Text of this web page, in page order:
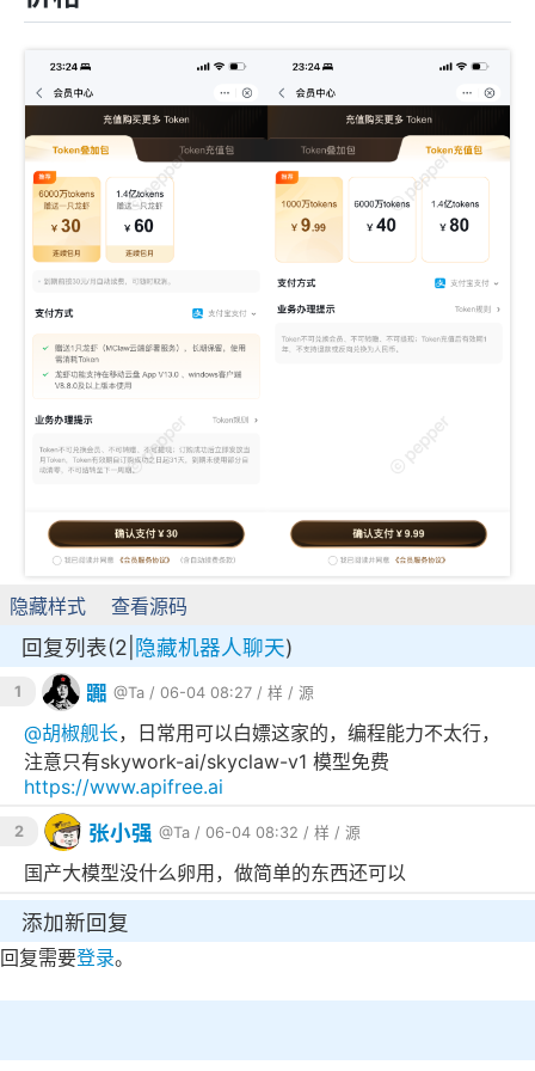
隐藏样式 查看源码
回复列表(2| 隐藏机器人聊天)
1 嚻 @Ta / 06-04 08:27 / 样 / 源
@胡椒舰长，日常用可以白嫖这家的，编程能力不太行，
注意只有skywork-ai/skyclaw-v1 模型免费
https://www.apifree.ai
2 张小强 @Ta / 06-04 08:32 / 样 / 源
国产大模型没什么卵用，做简单的东西还可以
添加新回复
回复需要登录。